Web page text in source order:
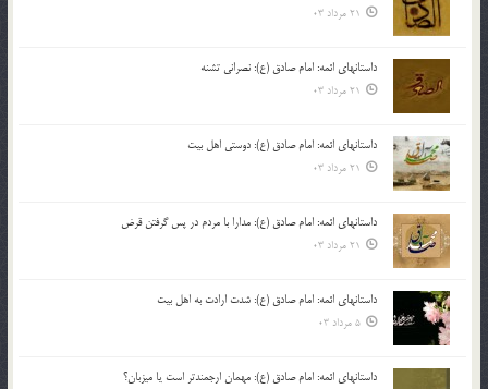
21 مرداد 03
داستانهای ائمه: امام صادق (ع): نصرانی تشنه
21 مرداد 03
داستانهای ائمه: امام صادق (ع): دوستی اهل بیت
21 مرداد 03
داستانهای ائمه: امام صادق (ع): مدارا با مردم در پس گرفتن قرض
21 مرداد 03
داستانهای ائمه: امام صادق (ع): شدت ارادت به اهل بیت
5 مرداد 03
داستانهای ائمه: امام صادق (ع): مهمان ارجمندتر است یا میزبان؟